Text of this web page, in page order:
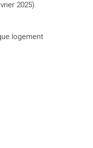
2025).
logement